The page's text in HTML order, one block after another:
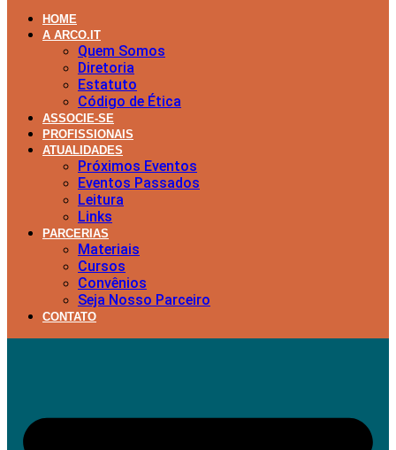
HOME
A ARCO.IT
Quem Somos
Diretoria
Estatuto
Código de Ética
ASSOCIE-SE
PROFISSIONAIS
ATUALIDADES
Próximos Eventos
Eventos Passados
Leitura
Links
PARCERIAS
Materiais
Cursos
Convênios
Seja Nosso Parceiro
CONTATO